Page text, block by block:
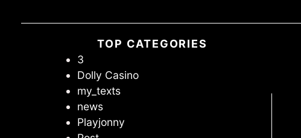
TOP CATEGORIES
3
Dolly Casino
my_texts
news
Playjonny